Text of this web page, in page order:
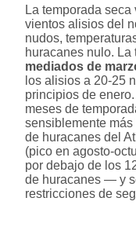
La temporada seca
vientos alisios del
nudos,
huracanes nulo.
mediados de
los alisios a 20-25
principios de enero.
meses de
sensiblemente
de huracanes del
(pico en agosto-
por debajo de los
de huracanes — y
restricciones de